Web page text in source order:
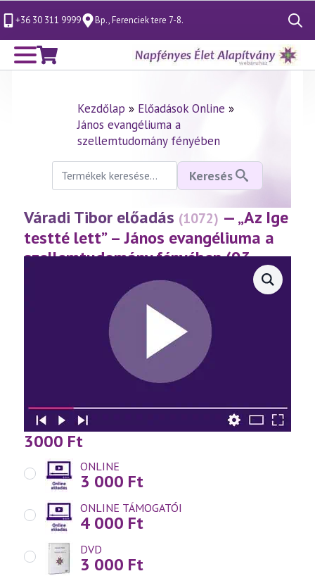
+36 30 311 9999 Bp., Ferenciek tere 7-8.
Search
for:
Kezdőlap » Előadások Online »
János evangéliuma a
szellemtudomány fényében
Keresés
következőre:
Keresés
Váradi Tibor előadás (1072) — „Az Ige
testté lett” – János evangéliuma a
szellemtudomány fényében (93.
(2026.05.08.)
3000 Ft
ONLINE
3 000 Ft
ONLINE TÁMOGATÓI
4 000 Ft
DVD
3 000 Ft